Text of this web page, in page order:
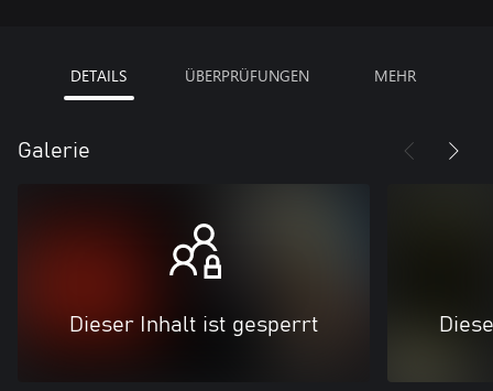
DETAILS ÜBERPRÜFUNGEN MEHR
Galerie
Dieser Inhalt ist gesperrt